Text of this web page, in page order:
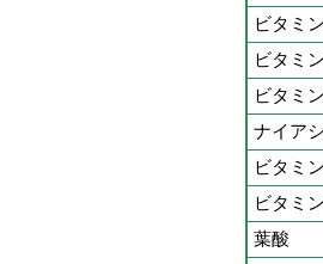
ビタミ
ビタミ
ビタミ
ナイア
ビタミ
ビタミ
葉酸